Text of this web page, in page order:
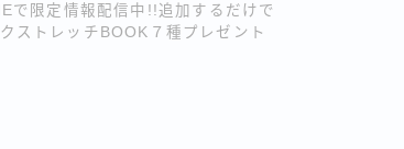
で限定情報配信中!!追加するだけで
ストレッチBOOK７種プレゼント